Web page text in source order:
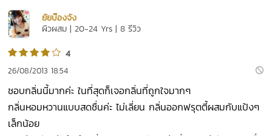
ยัยบ๊องจัง
ผิวผสม | 20-24 Yrs | 8 รีวิว
4
26/08/2013 18:54
ชอบกลิ่นนี้มากค่ะ ในที่สุดก็เจอกลิ่นที่ถูกใจมากๆ
กลิ่นหอมหวานแบบสดชื่นค่ะ ไม่เลี่ยน กลิ่นออกฟรุตตี้ผสมกับแป้งๆ
เล็กน้อย